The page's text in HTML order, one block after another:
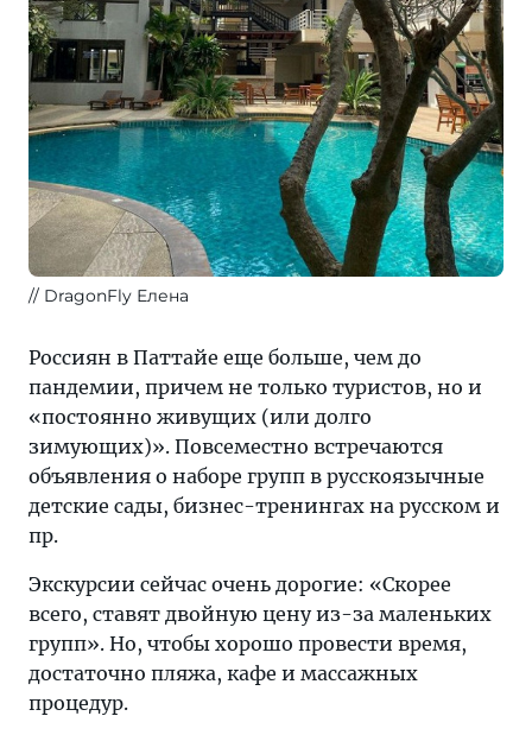
// DragonFly Елена
Россиян в Паттайе еще больше, чем до
пандемии, причем не только туристов, но и
«постоянно живущих (или долго
зимующих)». Повсеместно встречаются
объявления о наборе групп в русскоязычные
детские сады, бизнес-тренингах на русском и
пр.
Экскурсии сейчас очень дорогие: «Скорее
всего, ставят двойную цену из-за маленьких
групп». Но, чтобы хорошо провести время,
достаточно пляжа, кафе и массажных
процедур.